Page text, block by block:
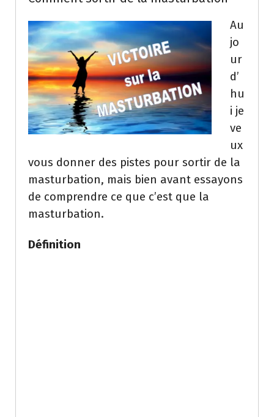
Au
jo
ur
d’
hu
i je
ve
ux
vous donner des pistes pour sortir de la
masturbation, mais bien avant essayons
de comprendre ce que c’est que la
masturbation.
Définition